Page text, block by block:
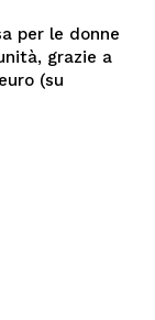
per le donne
(su